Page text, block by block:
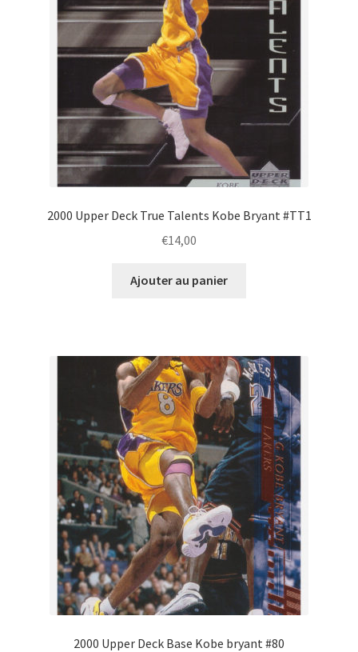
2000 Upper Deck True Talents Kobe Bryant #TT1
€14,00
Ajouter au panier
2000 Upper Deck Base Kobe bryant #80